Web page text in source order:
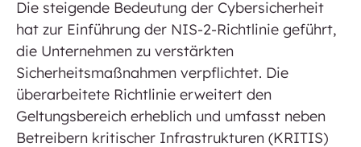
Die steigende Bedeutung der Cybersicherheit
hat zur Einführung der NIS-2-Richtlinie geführt,
die Unternehmen zu verstärkten
Sicherheitsmaßnahmen verpflichtet. Die
überarbeitete Richtlinie erweitert den
Geltungsbereich erheblich und umfasst neben
Betreibern kritischer Infrastrukturen (KRITIS)